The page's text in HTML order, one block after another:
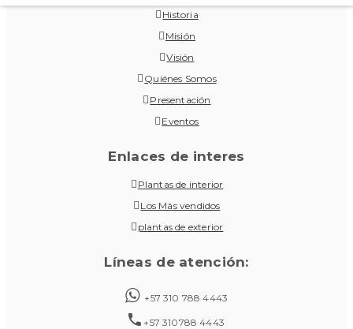
Historia
Misión
Visión
Quiénes Somos
Presentación
Eventos
Enlaces de interes
Plantas de interior
Los Más vendidos
plantas de exterior
Líneas de atención:
+57 310 788 4443
+57 310788 4443